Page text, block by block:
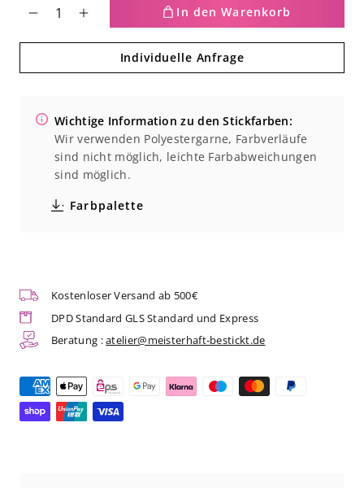
für
Atlantis
Pico
Erhöhe
für
Atlantis
Pico
-
In den Warenkorb
Individuelle Anfrage
Wichtige Information zu den Stickfarben:
Wir verwenden Polyestergarne, Farbverläufe
sind nicht möglich, leichte Farbabweichungen
sind möglich.
Farbpalette
Kostenloser Versand ab 500€
DPD Standard GLS Standard und Express
Beratung :atelier@meisterhaft-bestickt.de